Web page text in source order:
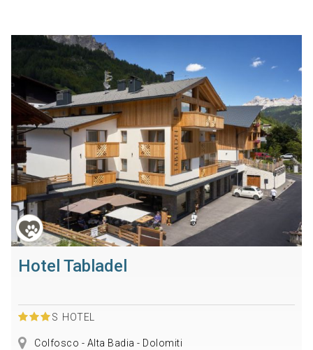
Hotel Tabladel
S HOTEL
Colfosco - Alta Badia - Dolomiti